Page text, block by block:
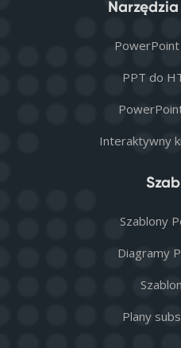
PPT do
Interaktywny
Szablony
Diagramy
Plany